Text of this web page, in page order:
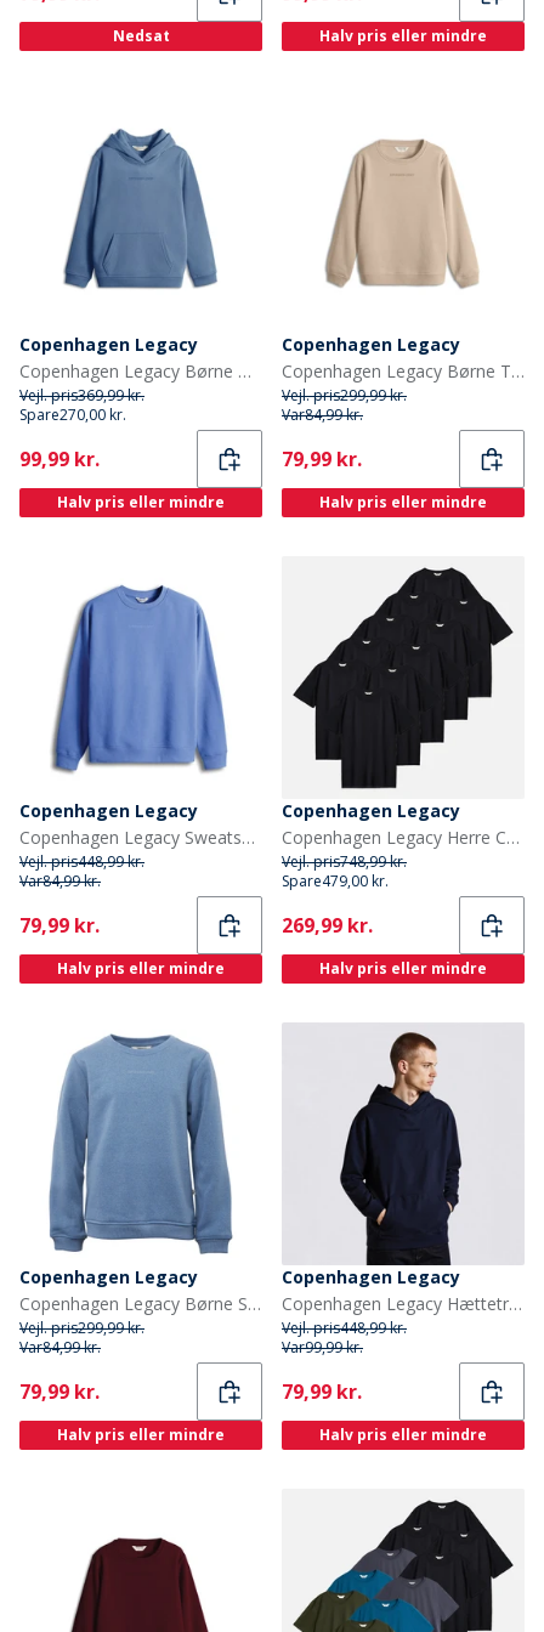
Nedsat Halv pris eller mindre
Copenhagen Legacy
Copenhagen Legacy Børne Hoodie Denim Melange
Vejl. pris369,99 kr.
Spare270,00 kr.
Current
99,99 kr.
Halv pris eller mindre
Copenhagen Legacy
Copenhagen Legacy Børne Trøje Ørken
Vejl. pris299,99 kr.
Var84,99 kr.
Current
79,99 kr.
Halv pris eller mindre
Copenhagen Legacy
Copenhagen Legacy Sweatshirts Blå
Vejl. pris448,99 kr.
Var84,99 kr.
Current
79,99 kr.
Halv pris eller mindre
Copenhagen Legacy
Copenhagen Legacy Herre Copehagen Legacy Ti Pak T Shirts Sort
Vejl. pris748,99 kr.
Spare479,00 kr.
Current
269,99 kr.
Halv pris eller mindre
Copenhagen Legacy
Copenhagen Legacy Børne Sweatshirt Denim Melange
Vejl. pris299,99 kr.
Var84,99 kr.
Current
79,99 kr.
Halv pris eller mindre
Copenhagen Legacy
Copenhagen Legacy Hættetrøjer Blå
Vejl. pris448,99 kr.
Var99,99 kr.
Current
79,99 kr.
Halv pris eller mindre